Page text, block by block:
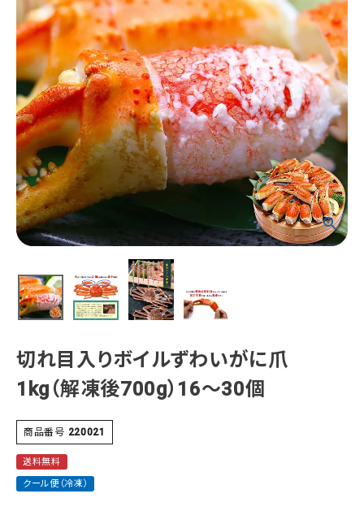
切れ目入りボイルずわいがに爪
1kg（解凍後700g）16～30個
商品番号 220021
送料無料
クール便（冷凍）